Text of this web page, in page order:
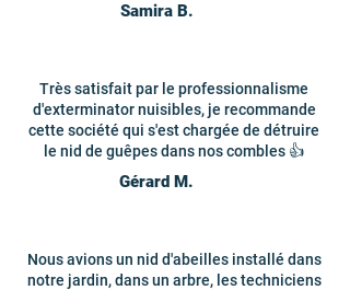
Samira B.
Très satisfait par le professionnalisme
d'exterminator nuisibles, je recommande
cette société qui s'est chargée de détruire
le nid de guêpes dans nos combles 👍
Gérard M.
Nous avions un nid d'abeilles installé dans
notre jardin, dans un arbre, les techniciens